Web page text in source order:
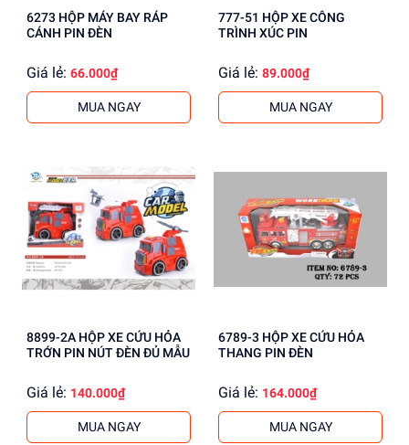
6273 HỘP MÁY BAY RÁP
CÁNH PIN ĐÈN
Giá lẻ: 66.000₫
MUA NGAY
777-51 HỘP XE CÔNG
TRÌNH XÚC PIN
Giá lẻ: 89.000₫
MUA NGAY
8899-2A HỘP XE CỨU HỎA
TRỚN PIN NÚT ĐÈN ĐỦ MẪU
Giá lẻ: 140.000₫
MUA NGAY
6789-3 HỘP XE CỨU HỎA
THANG PIN ĐÈN
Giá lẻ: 164.000₫
MUA NGAY